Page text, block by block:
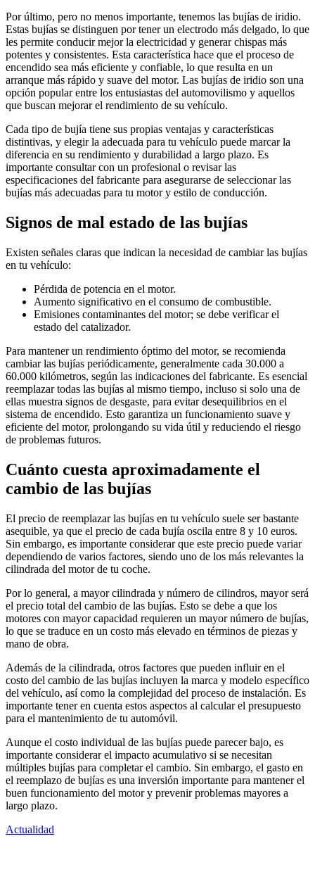
Por último, pero no menos importante, tenemos las bujías de iridio.
Estas bujías se distinguen por tener un electrodo más delgado, lo que
les permite conducir mejor la electricidad y generar chispas más
potentes y consistentes. Esta característica hace que el proceso de
encendido sea más eficiente y confiable, lo que resulta en un
arranque más rápido y suave del motor. Las bujías de iridio son una
opción popular entre los entusiastas del automovilismo y aquellos
que buscan mejorar el rendimiento de su vehículo.
Cada tipo de bujía tiene sus propias ventajas y características
distintivas, y elegir la adecuada para tu vehículo puede marcar la
diferencia en su rendimiento y durabilidad a largo plazo. Es
importante consultar con un profesional o revisar las
especificaciones del fabricante para asegurarse de seleccionar las
bujías más adecuadas para tu motor y estilo de conducción.
Signos de mal estado de las bujías
Existen señales claras que indican la necesidad de cambiar las bujías
en tu vehículo:
Pérdida de potencia en el motor.
Aumento significativo en el consumo de combustible.
Emisiones contaminantes del motor; se debe verificar el
estado del catalizador.
Para mantener un rendimiento óptimo del motor, se recomienda
cambiar las bujías periódicamente, generalmente cada 30.000 a
60.000 kilómetros, según las indicaciones del fabricante. Es esencial
reemplazar todas las bujías al mismo tiempo, incluso si solo una de
ellas muestra signos de desgaste, para evitar desequilibrios en el
sistema de encendido. Esto garantiza un funcionamiento suave y
eficiente del motor, prolongando su vida útil y reduciendo el riesgo
de problemas futuros.
Cuánto cuesta aproximadamente el
cambio de las bujías
El precio de reemplazar las bujías en tu vehículo suele ser bastante
asequible, ya que el precio de cada bujía oscila entre 8 y 10 euros.
Sin embargo, es importante considerar que este precio puede variar
dependiendo de varios factores, siendo uno de los más relevantes la
cilindrada del motor de tu coche.
Por lo general, a mayor cilindrada y número de cilindros, mayor será
el precio total del cambio de las bujías. Esto se debe a que los
motores con mayor capacidad requieren un mayor número de bujías,
lo que se traduce en un costo más elevado en términos de piezas y
mano de obra.
Además de la cilindrada, otros factores que pueden influir en el
costo del cambio de las bujías incluyen la marca y modelo específico
del vehículo, así como la complejidad del proceso de instalación. Es
importante tener en cuenta estos aspectos al calcular el presupuesto
para el mantenimiento de tu automóvil.
Aunque el costo individual de las bujías puede parecer bajo, es
importante considerar el impacto acumulativo si se necesitan
múltiples bujías para completar el cambio. Sin embargo, el gasto en
el reemplazo de bujías es una inversión importante para mantener el
buen funcionamiento del motor y prevenir problemas mayores a
largo plazo.
Actualidad